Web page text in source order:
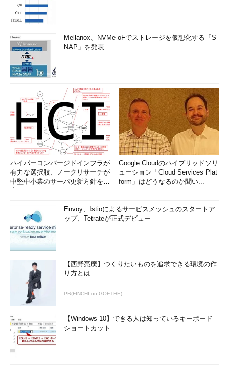
Mellanox、NVMe-oFでストレージを仮想化する「S
NAP」を発表
ハイパーコンバージドインフラが
有力な選択肢、ノークリサーチが
中堅中小業のサーバ更新方針を調
Google Cloudのハイブリッドソリ
ューション「Cloud Services Plat
form」はどうなるのか聞い...
Envoy、Istioによるサービスメッシュのスタートア
ップ、Tetrateが正式デビュー
【西野亮廣】つくりたいものを追求できる環境の作
り方とは
PR(FINCHI on GOETHE)
【Windows 10】できる人は知っているキーボード
ショートカット